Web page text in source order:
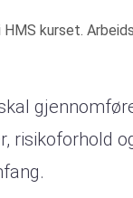
kurset.
risikoforhold